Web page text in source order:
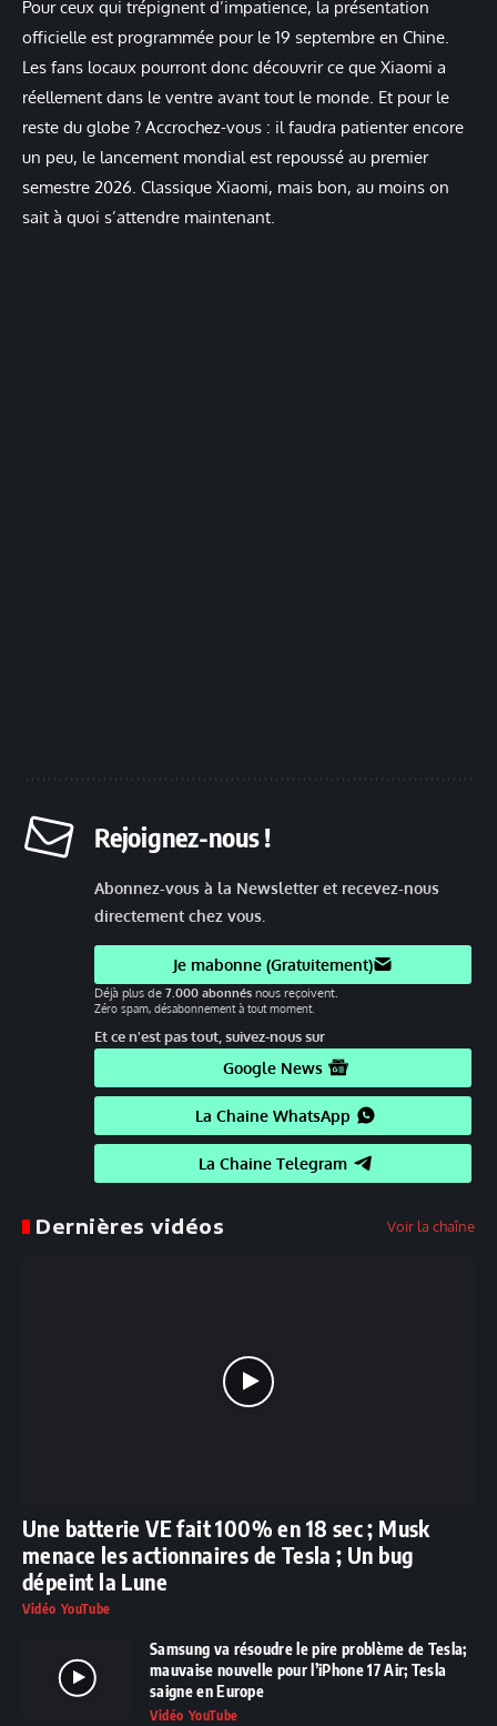
Pour ceux qui trépignent d’impatience, la présentation
officielle est programmée pour le 19 septembre en Chine.
Les fans locaux pourront donc découvrir ce que Xiaomi a
réellement dans le ventre avant tout le monde. Et pour le
reste du globe ? Accrochez-vous : il faudra patienter encore
un peu, le lancement mondial est repoussé au premier
semestre 2026. Classique Xiaomi, mais bon, au moins on
sait à quoi s’attendre maintenant.
Rejoignez-nous !
Abonnez-vous à la Newsletter et recevez-nous
directement chez vous.
Je mabonne (Gratuitement)
Déjà plus de 7.000 abonnés nous reçoivent.
Zéro spam, désabonnement à tout moment.
Et ce n'est pas tout, suivez-nous sur
Google News
La Chaine WhatsApp
La Chaine Telegram
Dernières vidéos Voir la chaîne
Une batterie VE fait 100% en 18 sec ; Musk
menace les actionnaires de Tesla ; Un bug
dépeint la Lune
Vidéo YouTube
Samsung va résoudre le pire problème de Tesla;
mauvaise nouvelle pour l’iPhone 17 Air; Tesla
saigne en Europe
Vidéo YouTube